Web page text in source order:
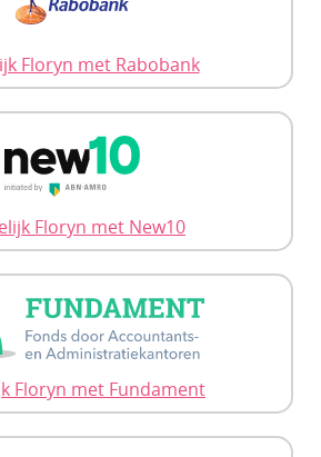
Floryn met Rabobank
Floryn met New10
Floryn met Fundament